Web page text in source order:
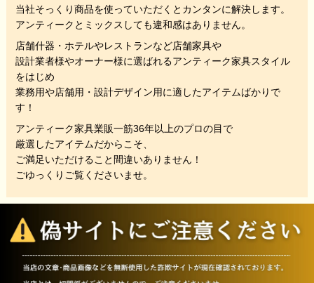
当社そっくり商品を使っていただくと カンタンに解決します。
アンティークとミックスしても違和感はありません。
店舗什器・ホテルやレストランなど店舗家具や
設計業者様やオーナー様に選ばれるアンティーク家具スタイル
をはじめ
業務用や店舗用・設計デザイン用に適したアイテムばかりで
す！
アンティーク家具業販一筋36年以上のプロの目で
厳選したアイテムだからこそ、
ご満足いただけること間違いありません！
ごゆっくりご覧くださいませ。